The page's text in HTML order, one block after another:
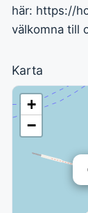
här: https://
välkomna till
Karta
+
−